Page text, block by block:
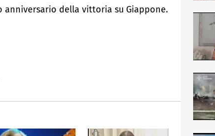
anniversario della vittoria su Giappone.